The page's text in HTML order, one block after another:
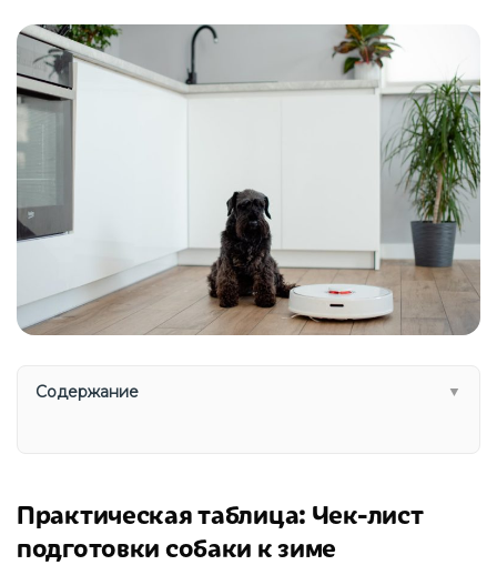
Содержание ▼
Практическая таблица: Чек-лист
подготовки собаки к зиме